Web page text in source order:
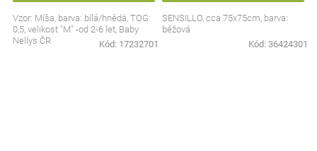
Vzor: Míša, barva: bílá/hnědá, TOG:
0,5, velikost "M" -od 2-6 let, Baby
Nellys ČR
Kód: 17232701
SENSILLO, cca 75x75cm, barva:
béžová
Kód: 36424301